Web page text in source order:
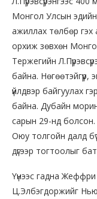
Монгол Улсын эдийн
ажиллах төлбөр гэх
орхиж зөвхөн
Тержегийн
байна.
үйлдвэр байгуулах
байна. Дубайн
сарын 29-нд
Оюу толгойн далд
дүгээр тогтоолыг
Үүнээс гадна
Ц.Элбэгдоржийг